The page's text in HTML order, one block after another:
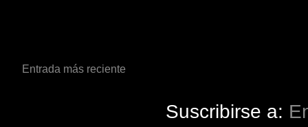
Entrada más reciente
Suscribirse a: